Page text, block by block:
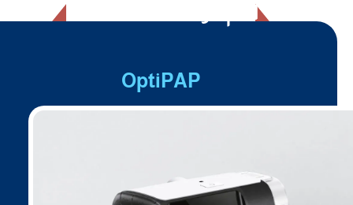
أهم مواصفات
OptiPAP